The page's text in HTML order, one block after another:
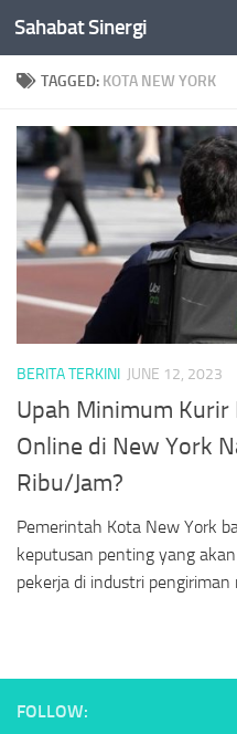
Skip to content
Sahabat Sinergi
TAGGED: KOTA NEW YORK
BERITA TERKINI JUNE 12, 2023
Upah Minimum
Online di New York
Ribu/Jam?
Pemerintah Kota New York
keputusan penting yang
pekerja di industri pengiriman
FOLLOW: